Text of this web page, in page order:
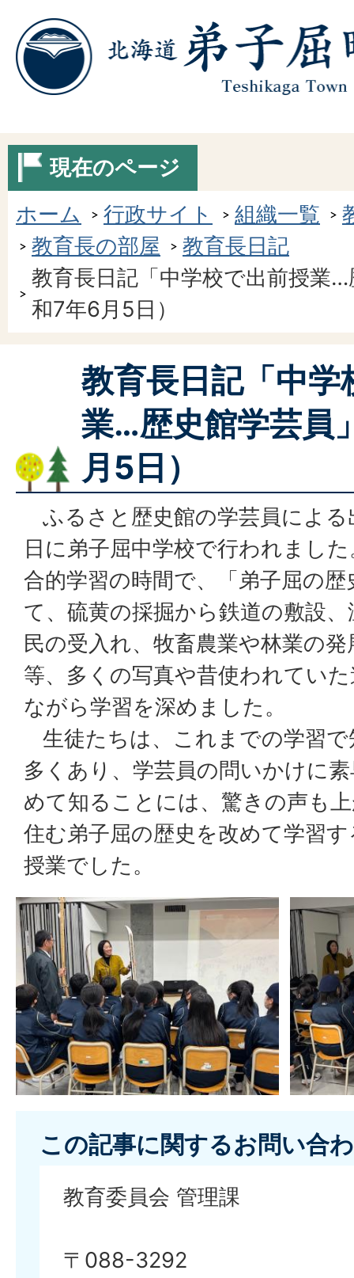
現在のページ
ホーム
行政サイト 組織一覧
教育長の部屋
教育長日記
教育長日記「中学校で出前授業
和7年6月5日）
教育長日記「中学
業…歴史館学芸員
月5日）
ふるさと歴史館の学芸員によ
日に弟子屈中学校で行われまし
合的学習の時間で、「弟子屈の
て、硫黄の採掘から鉄道の敷設
民の受入れ、牧畜農業や林業の
等、多くの写真や昔使われてい
ながら学習を深めました。
生徒たちは、これまでの学習
多くあり、学芸員の問いかけに
めて知ることには、驚きの声も
住む弟子屈の歴史を改めて学習
授業でした。
この記事に関するお問い合
教育委員会 管理課
〒088-3292